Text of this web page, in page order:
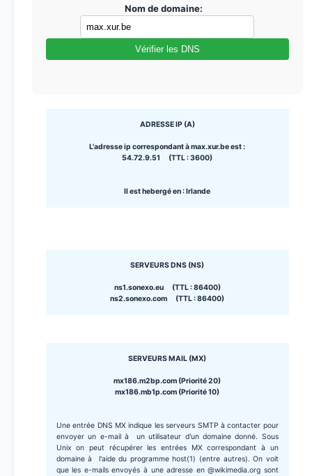
Nom de domaine:
Vérifier les DNS
ADRESSE IP (A)
L'adresse ip correspondant à max.xur.be est :
54.72.9.51 (TTL : 3600)
Il est hebergé en : Irlande
SERVEURS DNS (NS)
ns1.sonexo.eu (TTL : 86400)
ns2.sonexo.com (TTL : 86400)
SERVEURS MAIL (MX)
mx186.m2bp.com (Priorité 20)
mx186.mb1p.com (Priorité 10)
Une entrée DNS MX indique les serveurs SMTP à contacter pour
envoyer un e-mail à un utilisateur d'un domaine donné. Sous
Unix on peut récupérer les entrées MX correspondant à un
domaine à l'aide du programme host(1) (entre autres). On voit
que les e-mails envoyés à une adresse en @wikimedia.org sont